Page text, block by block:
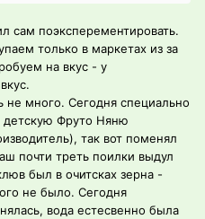
сам поэксперементировать.
только в маркетах из за
на вкус - у
не много. Сегодня специально
детскую Фруто Няню
так вот поменял
почти треть поилки выдул
был в очитсках зерна -
не было. Сегодня
вода естесвенно была